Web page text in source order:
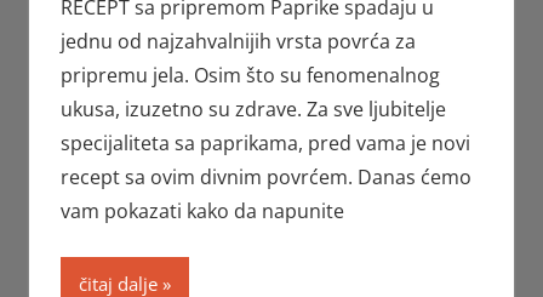
RECEPT sa pripremom Paprike spadaju u
jednu od najzahvalnijih vrsta povrća za
pripremu jela. Osim što su fenomenalnog
ukusa, izuzetno su zdrave. Za sve ljubitelje
specijaliteta sa paprikama, pred vama je novi
recept sa ovim divnim povrćem. Danas ćemo
vam pokazati kako da napunite
čitaj dalje